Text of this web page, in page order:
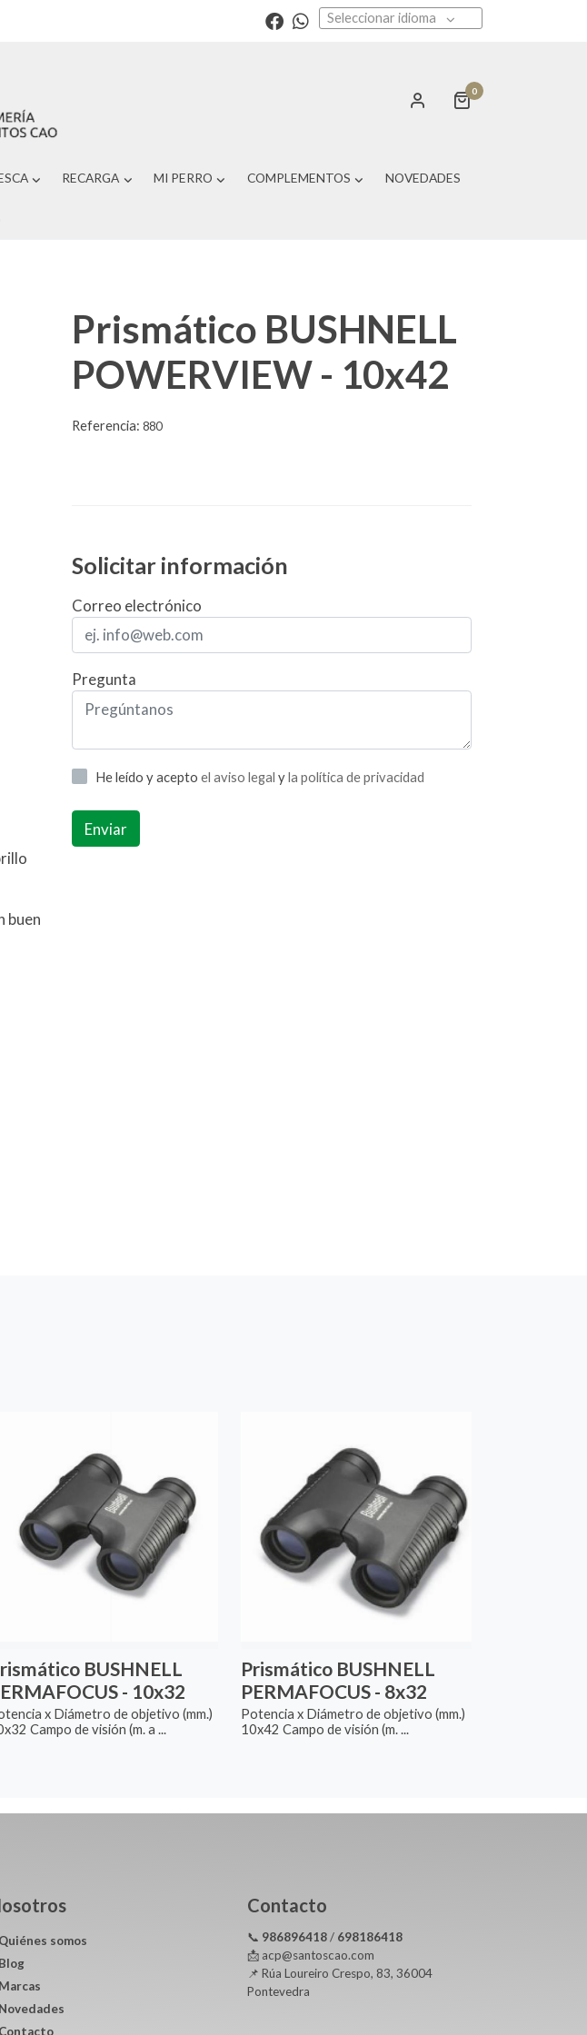
Seleccionar idioma
0
RECARGA MI PERRO COMPLEMENTOS NOVEDADES
buen
Prismático BUSHNELL
POWERVIEW - 10x42
Referencia:880
Solicitar información
Correo electrónico
Pregunta
He leído y acepto el aviso legal yla política de privacidad
Enviar
BUSHNELL
- 10x32
x Diámetro de objetivo (mm.)
Campo de visión (m. a ...
Prismático BUSHNELL
PERMAFOCUS - 8x32
Potencia x Diámetro de objetivo (mm.)
10x42 Campo de visión (m. ...
Quiénes somos
Blog
Marcas
Novedades
Contacto
Contacto
📞 986896418/ 698186418
📩 acp@santoscao.com
📌 Rúa Loureiro Crespo, 83, 36004
Pontevedra